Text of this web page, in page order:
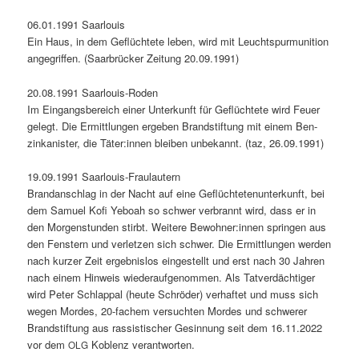
06.01.1991 Saar­louis
Ein Haus, in dem Geflüchtete leben, wird mit Leucht­spur­mu­ni­tion
ange­grif­f­en. (Saar­brück­er Zeitung 20.09.1991)
20.08.1991 Saar­louis-Roden
Im Ein­gangs­bere­ich ein­er Unterkun­ft für Geflüchtete wird Feuer
gelegt. Die Ermit­tlun­gen ergeben Brand­s­tiftung mit einem Ben­
zinkanis­ter, die Täter:innen bleiben unbekan­nt. (taz, 26.09.1991)
19.09.1991 Saar­louis-Fraulautern
Bran­dan­schlag in der Nacht auf eine Geflüchtete­nun­terkun­ft, bei
dem Samuel Kofi Yeboah so schw­er ver­bran­nt wird, dass er in
den Mor­gen­stun­den stirbt. Weit­ere Bewohner:innen sprin­gen aus
den Fen­stern und ver­let­zen sich schw­er. Die Ermit­tlun­gen wer­den
nach kurz­er Zeit ergeb­nis­los eingestellt und erst nach 30 Jahren
nach einem Hin­weis wieder­aufgenom­men. Als Tatverdächtiger
wird Peter Schlap­pal (heute Schröder) ver­haftet und muss sich
wegen Mordes, 20-fachem ver­sucht­en Mordes und schw­er­er
Brand­s­tiftung aus ras­sis­tis­ch­er Gesin­nung seit dem 16.11.2022
vor demOLG Koblenz verantworten.